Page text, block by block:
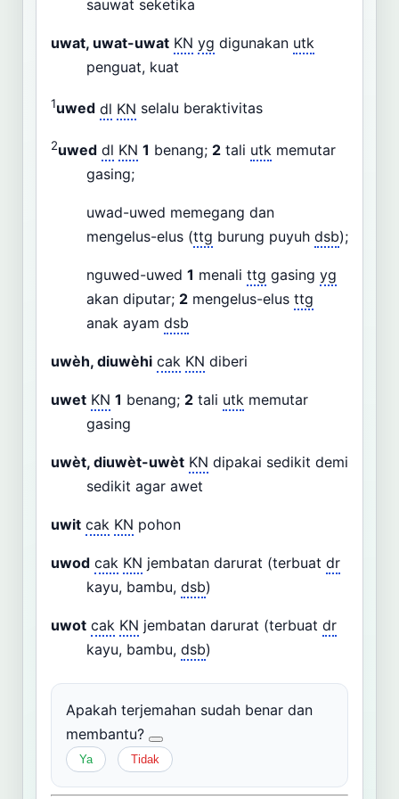
sauwat seketika
uwat, uwat-uwat KN yg digunakan utk
penguat, kuat
1uwed dl KN selalu beraktivitas
2uwed dl KN 1 benang; 2 tali utk memutar
gasing;
uwad-uwed memegang dan
mengelus-elus (ttg burung puyuh dsb);
nguwed-uwed 1 menali ttg gasing yg
akan diputar; 2 mengelus-elus ttg
anak ayam dsb
uwèh, diuwèhi cak KN diberi
uwet KN 1 benang; 2 tali utk memutar
gasing
uwèt, diuwèt-uwèt KN dipakai sedikit demi
sedikit agar awet
uwit cak KN pohon
uwod cak KN jembatan darurat (terbuat dr
kayu, bambu, dsb)
uwot cak KN jembatan darurat (terbuat dr
kayu, bambu, dsb)
Apakah terjemahan sudah benar dan
membantu?
Ya Tidak